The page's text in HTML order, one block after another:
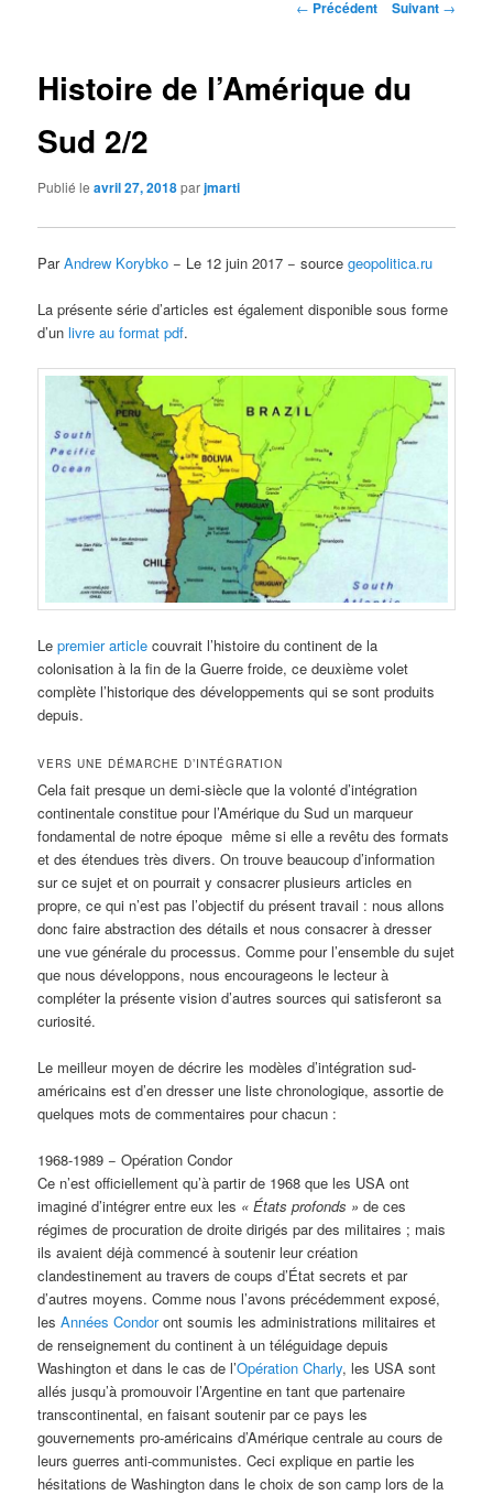
Navigation
← Précédent Suivant →
Histoire de l’Amérique du
Sud 2/2
Publié leavril 27, 2018parjmarti
ParAndrew Korybko − Le 12 juin 2017 − sourcegeopolitica.ru
La présente série d’articles est également disponible sous forme
d’unlivre au format pdf.
Lepremier article couvrait l’histoire du continent de la
colonisation à la fin de la Guerre froide, ce deuxième volet
complète l’historique des développements qui se sont produits
depuis.
VERS UNE DÉMARCHE D’INTÉGRATION
Cela fait presque un demi-siècle que la volonté d’intégration
continentale constitue pour l’Amérique du Sud un marqueur
fondamental de notre époque même si elle a revêtu des formats
et des étendues très divers. On trouve beaucoup d’information
sur ce sujet et on pourrait y consacrer plusieurs articles en
propre, ce qui n’est pas l’objectif du présent travail : nous allons
donc faire abstraction des détails et nous consacrer à dresser
une vue générale du processus. Comme pour l’ensemble du sujet
que nous développons, nous encourageons le lecteur à
compléter la présente vision d’autres sources qui satisferont sa
curiosité.
Le meilleur moyen de décrire les modèles d’intégration sud-
américains est d’en dresser une liste chronologique, assortie de
quelques mots de commentaires pour chacun :
1968-1989 − Opération Condor
Ce n’est officiellement qu’à partir de 1968 que les USA ont
imaginé d’intégrer entre eux les « États profonds » de ces
régimes de procuration de droite dirigés par des militaires ; mais
ils avaient déjà commencé à soutenir leur création
clandestinement au travers de coups d’État secrets et par
d’autres moyens. Comme nous l’avons précédemment exposé,
lesAnnées Condoront soumis les administrations militaires et
de renseignement du continent à un téléguidage depuis
Washington et dans le cas de l’Opération Charly, les USA sont
allés jusqu’à promouvoir l’Argentine en tant que partenaire
transcontinental, en faisant soutenir par ce pays les
gouvernements pro-américains d’Amérique centrale au cours de
leurs guerres anti-communistes. Ceci explique en partie les
hésitations de Washington dans le choix de son camp lors de la